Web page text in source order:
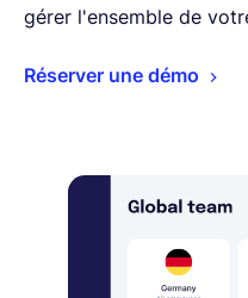
gérer l'ensemble de
Réserver une démo